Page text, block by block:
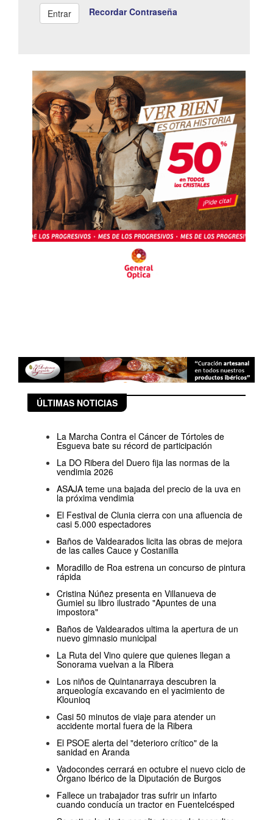
Recordar Contraseña
ÚLTIMAS NOTICIAS
La Marcha Contra el Cáncer de Tórtoles de
Esgueva bate su récord de participación
La DO Ribera del Duero fija las normas de la
vendimia 2026
ASAJA teme una bajada del precio de la uva en
la próxima vendimia
El Festival de Clunia cierra con una afluencia de
casi 5.000 espectadores
Baños de Valdearados licita las obras de mejora
de las calles Cauce y Costanilla
Moradillo de Roa estrena un concurso de pintura
rápida
Cristina Núñez presenta en Villanueva de
Gumiel su libro ilustrado "Apuntes de una
impostora"
Baños de Valdearados ultima la apertura de un
nuevo gimnasio municipal
La Ruta del Vino quiere que quienes llegan a
Sonorama vuelvan a la Ribera
Los niños de Quintanarraya descubren la
arqueología excavando en el yacimiento de
Klounioq
Casi 50 minutos de viaje para atender un
accidente mortal fuera de la Ribera
El PSOE alerta del "deterioro crítico" de la
sanidad en Aranda
Vadocondes cerrará en octubre el nuevo ciclo de
Órgano Ibérico de la Diputación de Burgos
Fallece un trabajador tras sufrir un infarto
cuando conducía un tractor en Fuentelcésped